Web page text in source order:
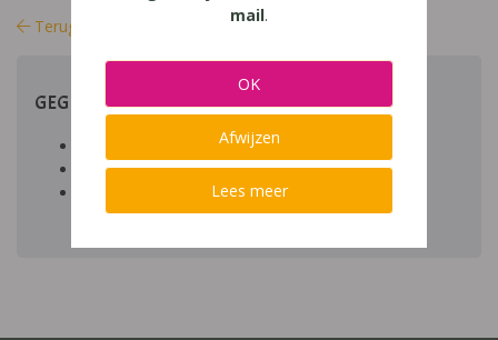
Terug naar bibliotheek
GEGEVENS
Datum toegevoegd:
bestand
mail.
OK
Afwijzen
Lees meer